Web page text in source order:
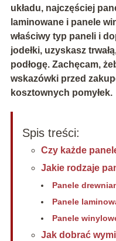
układu, najczęściej
laminowanei panele
właściwy typ paneli i
jodełki, uzyskasz
podłogę. Zachęcam,
wskazówki przed
kosztownych pomyłek.
Spis treści:
Czy każde
Jakie rodzaje
Panele
Panele
Panele
Jak dobrać